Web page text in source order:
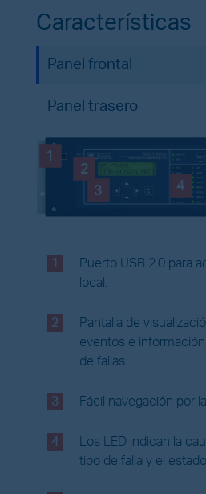
Características
Panel frontal
Panel trasero
1
Puerto USB 2.0 para
local.
2
Pantalla de
eventos e
de fallas.
3 Fácil navegación por la
4
Los LED indican la
tipo de falla y el
1
2
3
4